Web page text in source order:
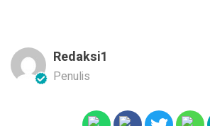
Redaksi1
Penulis